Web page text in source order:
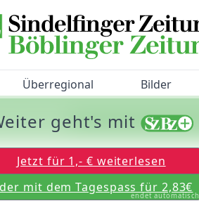
Überregional Bilder
geht's mit
Jetzt für 1,- € weiterlesen
mit dem Tagespass für 2,83€
endet automatisch